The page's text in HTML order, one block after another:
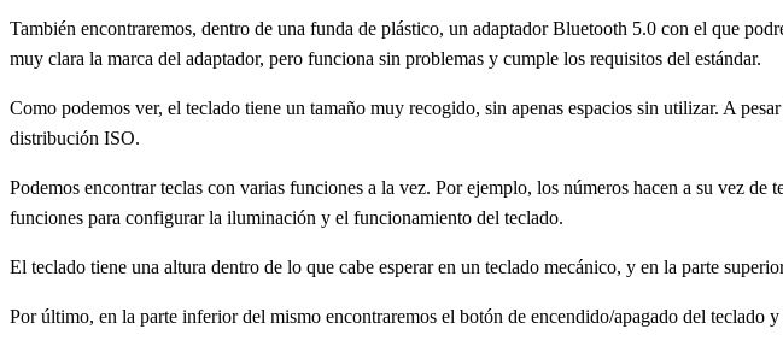
También encontraremos, dentro de una funda de plástico, un adaptador Bluetooth 5.0 con el que
muy clara la marca del adaptador, pero funciona sin problemas y cumple los requisitos del estándar.
Como podemos ver, el teclado tiene un tamaño muy recogido, sin apenas espacios sin utilizar. A
distribución ISO.
Podemos encontrar teclas con varias funciones a la vez. Por ejemplo, los números hacen a su vez
funciones para configurar la iluminación y el funcionamiento del teclado.
El teclado tiene una altura dentro de lo que cabe esperar en un teclado mecánico, y en la parte
Por último, en la parte inferior del mismo encontraremos el botón de encendido/apagado del teclado